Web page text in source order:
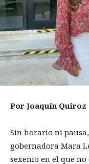
Por Joaquín Quiroz
Sin horario ni
gobernadora Mara
sexenio en el que